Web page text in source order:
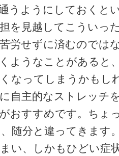
うようにしておくと
を見越してこういっ
労せずに済むのでは
ようなことがあると
なってしまうかもし
自主的なストレッチ
おすすめです。ちょ
随分と違ってきます
い、しかもひどい症